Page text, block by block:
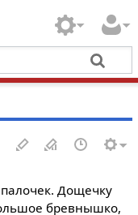
Дощечку
бревнышко,